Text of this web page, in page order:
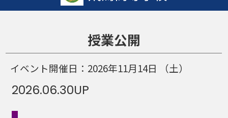
授業公開
イベント開催日： 2026年11月14日 （土）
2026.06.30UP